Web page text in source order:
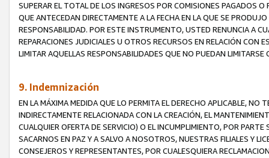
SUPERAR EL TOTAL DE LOS INGRESOS POR COMISIONES PAGADOS
QUE ANTECEDAN DIRECTAMENTE A LA FECHA EN LA QUE SE
RESPONSABILIDAD. POR ESTE INSTRUMENTO, USTED RENUNCIA A
REPARACIONES JUDICIALES U OTROS RECURSOS EN RELACIÓN CON
LIMITAR AQUELLAS RESPONSABILIDADES QUE NO PUEDAN LIMITARSE
9. Indemnización
EN LA MÁXIMA MEDIDA QUE LO PERMITA EL DERECHO APLICABLE,
INDIRECTAMENTE RELACIONADA CON LA CREACIÓN, EL
CUALQUIER OFERTA DE SERVICIO) O EL INCUMPLIMIENTO, POR
SACARNOS EN PAZ Y A SALVO A NOSOTROS, NUESTRAS FILIALES Y
CONSEJEROS Y REPRESENTANTES, POR CUALESQUIERA